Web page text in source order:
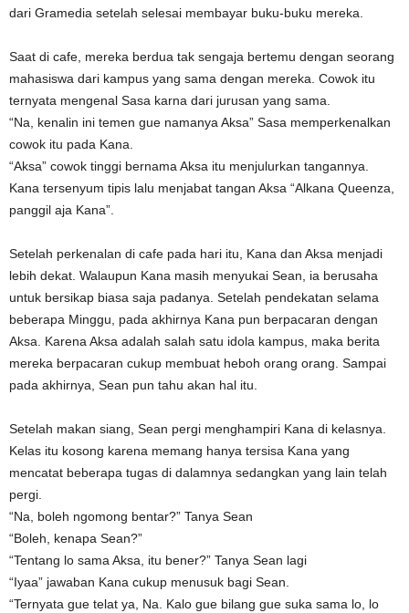
dari Gramedia setelah selesai membayar buku-buku mereka.
Saat di cafe, mereka berdua tak sengaja bertemu dengan seorang
mahasiswa dari kampus yang sama dengan mereka. Cowok itu
ternyata mengenal Sasa karna dari jurusan yang sama.
“Na, kenalin ini temen gue namanya Aksa” Sasa memperkenalkan
cowok itu pada Kana.
“Aksa” cowok tinggi bernama Aksa itu menjulurkan tangannya.
Kana tersenyum tipis lalu menjabat tangan Aksa “Alkana Queenza,
panggil aja Kana”.
Setelah perkenalan di cafe pada hari itu, Kana dan Aksa menjadi
lebih dekat. Walaupun Kana masih menyukai Sean, ia berusaha
untuk bersikap biasa saja padanya. Setelah pendekatan selama
beberapa Minggu, pada akhirnya Kana pun berpacaran dengan
Aksa. Karena Aksa adalah salah satu idola kampus, maka berita
mereka berpacaran cukup membuat heboh orang orang. Sampai
pada akhirnya, Sean pun tahu akan hal itu.
Setelah makan siang, Sean pergi menghampiri Kana di kelasnya.
Kelas itu kosong karena memang hanya tersisa Kana yang
mencatat beberapa tugas di dalamnya sedangkan yang lain telah
pergi.
“Na, boleh ngomong bentar?” Tanya Sean
“Boleh, kenapa Sean?”
“Tentang lo sama Aksa, itu bener?” Tanya Sean lagi
“Iyaa” jawaban Kana cukup menusuk bagi Sean.
“Ternyata gue telat ya, Na. Kalo gue bilang gue suka sama lo, lo